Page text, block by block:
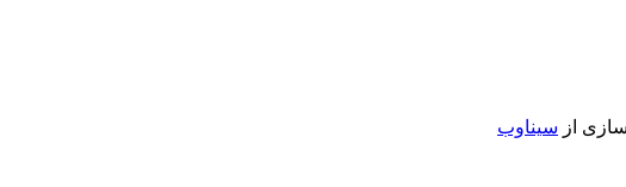
از سیناوب